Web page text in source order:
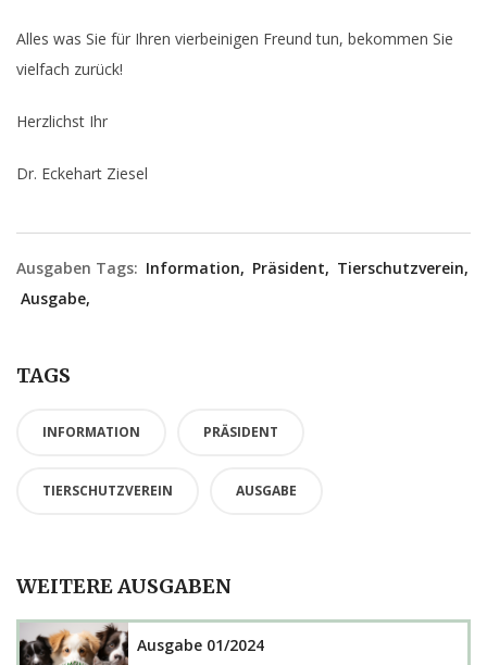
Alles was Sie für Ihren vierbeinigen Freund tun, bekommen Sie
vielfach zurück!
Herzlichst Ihr
Dr. Eckehart Ziesel
Ausgaben Tags: Information, Präsident, Tierschutzverein,
Ausgabe,
TAGS
INFORMATION PRÄSIDENT
TIERSCHUTZVEREIN AUSGABE
WEITERE AUSGABEN
Ausgabe 01/2024